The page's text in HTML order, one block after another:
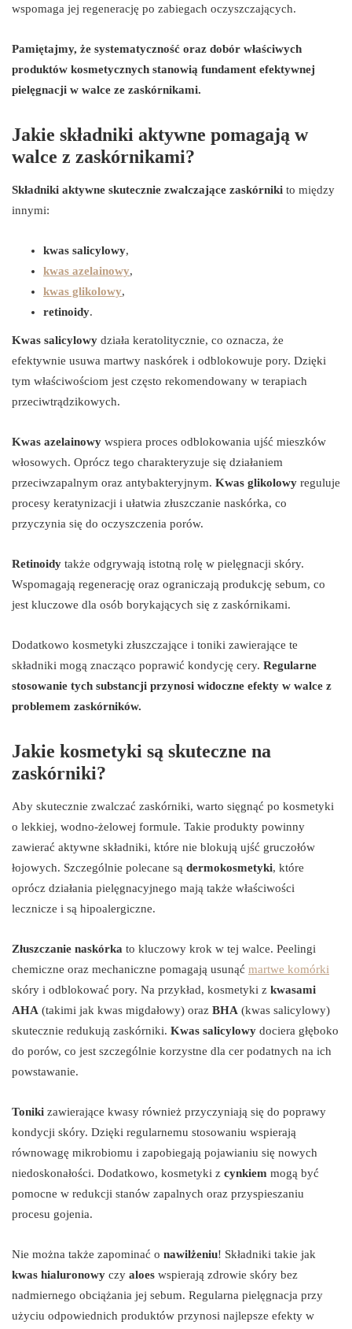
wspomaga jej regenerację po zabiegach oczyszczających.
Pamiętajmy, że systematyczność oraz dobór właściwych
produktów kosmetycznych stanowią fundament efektywnej
pielęgnacji w walce ze zaskórnikami.
Jakie składniki aktywne pomagają w
walce z zaskórnikami?
Składniki aktywne skutecznie zwalczające zaskórniki to między
innymi:
kwas salicylowy,
kwas azelainowy,
kwas glikolowy,
retinoidy.
Kwas salicylowy działa keratolitycznie, co oznacza, że
efektywnie usuwa martwy naskórek i odblokowuje pory. Dzięki
tym właściwościom jest często rekomendowany w terapiach
przeciwtrądzikowych.
Kwas azelainowy wspiera proces odblokowania ujść mieszków
włosowych. Oprócz tego charakteryzuje się działaniem
przeciwzapalnym oraz antybakteryjnym. Kwas glikolowy reguluje
procesy keratynizacji i ułatwia złuszczanie naskórka, co
przyczynia się do oczyszczenia porów.
Retinoidy także odgrywają istotną rolę w pielęgnacji skóry.
Wspomagają regenerację oraz ograniczają produkcję sebum, co
jest kluczowe dla osób borykających się z zaskórnikami.
Dodatkowo kosmetyki złuszczające i toniki zawierające te
składniki mogą znacząco poprawić kondycję cery. Regularne
stosowanie tych substancji przynosi widoczne efekty w walce z
problemem zaskórników.
Jakie kosmetyki są skuteczne na
zaskórniki?
Aby skutecznie zwalczać zaskórniki, warto sięgnąć po kosmetyki
o lekkiej, wodno-żelowej formule. Takie produkty powinny
zawierać aktywne składniki, które nie blokują ujść gruczołów
łojowych. Szczególnie polecane są dermokosmetyki, które
oprócz działania pielęgnacyjnego mają także właściwości
lecznicze i są hipoalergiczne.
Złuszczanie naskórka to kluczowy krok w tej walce. Peelingi
chemiczne oraz mechaniczne pomagają usunąć martwe komórki
skóry i odblokować pory. Na przykład, kosmetyki z kwasami
AHA (takimi jak kwas migdałowy) oraz BHA (kwas salicylowy)
skutecznie redukują zaskórniki. Kwas salicylowy dociera głęboko
do porów, co jest szczególnie korzystne dla cer podatnych na ich
powstawanie.
Toniki zawierające kwasy również przyczyniają się do poprawy
kondycji skóry. Dzięki regularnemu stosowaniu wspierają
równowagę mikrobiomu i zapobiegają pojawianiu się nowych
niedoskonałości. Dodatkowo, kosmetyki z cynkiem mogą być
pomocne w redukcji stanów zapalnych oraz przyspieszaniu
procesu gojenia.
Nie można także zapominać o nawilżeniu! Składniki takie jak
kwas hialuronowy czy aloes wspierają zdrowie skóry bez
nadmiernego obciążania jej sebum. Regularna pielęgnacja przy
użyciu odpowiednich produktów przynosi najlepsze efekty w